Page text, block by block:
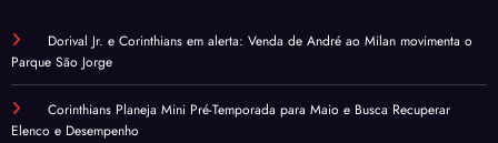
Dorival Jr. e Corinthians em alerta: Venda de André ao Milan movimenta o
Parque São Jorge
Corinthians Planeja Mini Pré-Temporada para Maio e Busca Recuperar
Elenco e Desempenho